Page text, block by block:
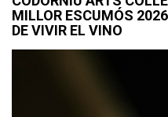
MILLOR ESCUMÓS
DE VIVIR EL VINO